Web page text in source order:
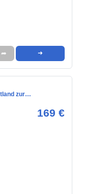
➦ ➜
zur…
169 €